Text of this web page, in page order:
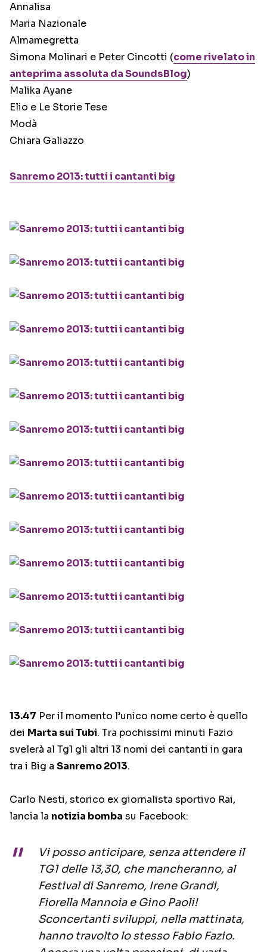
Annalisa
Maria Nazionale
Almamegretta
Simona Molinari e Peter Cincotti (come rivelato in
anteprima assoluta da SoundsBlog)
Malika Ayane
Elio e Le Storie Tese
Modà
Chiara Galiazzo
Sanremo 2013: tutti i cantanti big
13.47 Per il momento l’unico nome certo è quello
dei Marta sui Tubi. Tra pochissimi minuti Fazio
svelerà al Tg1 gli altri 13 nomi dei cantanti in gara
tra i Big a Sanremo 2013.
Carlo Nesti, storico ex giornalista sportivo Rai,
lancia la notizia bomba su Facebook:
Vi posso anticipare, senza attendere il
TG1 delle 13,30, che mancheranno, al
Festival di Sanremo, Irene Grandi,
Fiorella Mannoia e Gino Paoli!
Sconcertanti sviluppi, nella mattinata,
hanno travolto lo stesso Fabio Fazio.